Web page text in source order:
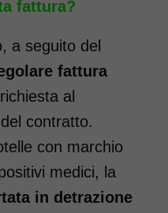
bambini
35
fattura?
a seguito del
fattura
al
contratto.
con marchio
medici, la
in detrazione